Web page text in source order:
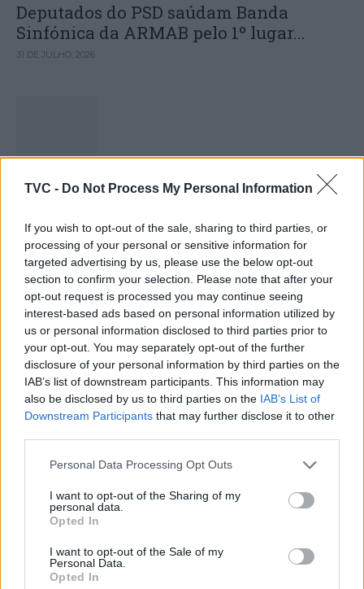
TVC - Do Not Process My Personal Information
If you wish to opt-out of the sale, sharing to third parties, or
processing of your personal or sensitive information for
targeted advertising by us, please use the below opt-out
section to confirm your selection. Please note that after your
opt-out request is processed you may continue seeing
interest-based ads based on personal information utilized by
us or personal information disclosed to third parties prior to
your opt-out. You may separately opt-out of the further
disclosure of your personal information by third parties on the
IAB’s list of downstream participants. This information may
also be disclosed by us to third parties on the IAB’s List of
Downstream Participants that may further disclose it to other
Personal Data Processing Opt Outs
I want to opt-out of the Sharing of my
personal data.
Opted In
I want to opt-out of the Sale of my
Personal Data.
Opted In
Deputados do PSD saúdam Banda
Sinfónica da ARMAB pelo 1º lugar...
31 DE JULHO, 2026
Capacita Jovem de Poiares aproxima
jovens ao mundo do trabalho
Colheita de sangue regressa ao Hospital
Sousa Martins durante o mês...
30 DE JULHO, 2026
ULS da Guarda assinala o Dia Mundial
do Cancro do Pulmão...